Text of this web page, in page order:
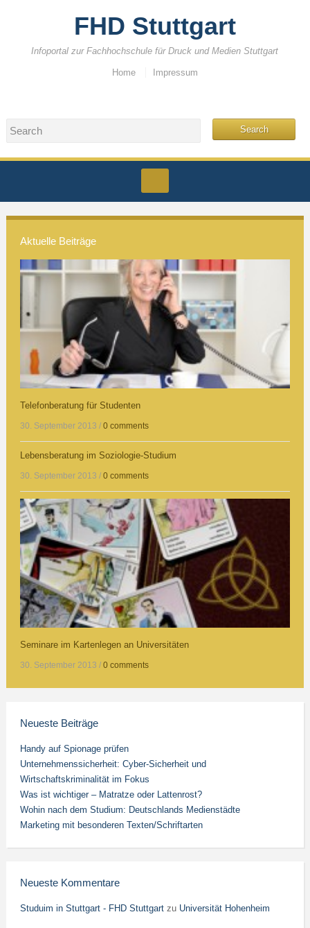
FHD Stuttgart
Infoportal zur Fachhochschule für Druck und Medien Stuttgart
Home Impressum
Aktuelle Beiträge
Telefonberatung für Studenten
30. September 2013 / 0 comments
Lebensberatung im Soziologie-Studium
30. September 2013 / 0 comments
Seminare im Kartenlegen an Universitäten
30. September 2013 / 0 comments
Neueste Beiträge
Handy auf Spionage prüfen
Unternehmenssicherheit: Cyber-Sicherheit und
Wirtschaftskriminalität im Fokus
Was ist wichtiger – Matratze oder Lattenrost?
Wohin nach dem Studium: Deutschlands Medienstädte
Marketing mit besonderen Texten/Schriftarten
Neueste Kommentare
Studuim in Stuttgart - FHD Stuttgartzu Universität Hohenheim